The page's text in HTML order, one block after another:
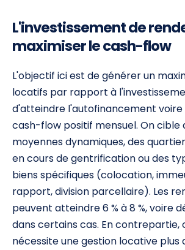
L'investissement de
maximiser le cash-flow
L'objectif ici est de générer un
locatifs par rapport à
d'atteindre l'autofinancement voire
cash-flow positif mensuel. On cible
moyennes dynamiques, des
en cours de gentrification ou des
biens spécifiques (colocation,
rapport, division parcellaire). Les
peuvent atteindre 6 % à 8 %, voire
dans certains cas. En
nécessite une gestion locative plus